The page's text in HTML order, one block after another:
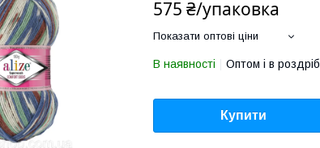
575 ₴/упаковка
Показати оптові ціни
В наявності Оптом і в роздріб
Купити